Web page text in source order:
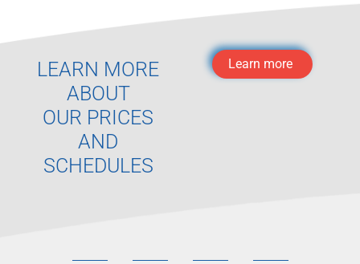
LEARN MORE
ABOUT
OUR PRICES
AND
SCHEDULES
Learn more